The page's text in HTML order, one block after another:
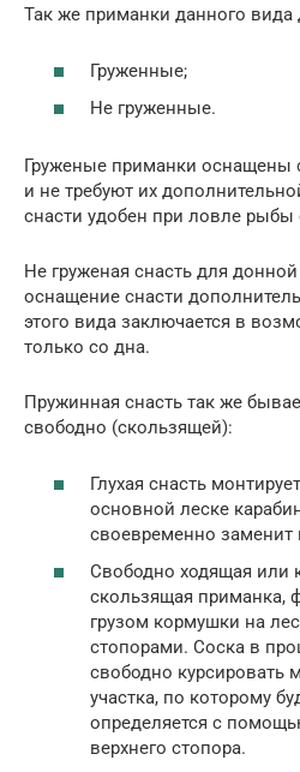
Так же приманки данного вида
Груженные;
Не груженные.
Груженые приманки оснащены
и не требуют их
снасти удобен при ловле рыбы
Не груженая снасть для
оснащение снасти
этого вида заключается в
только со дна.
Пружинная снасть так же
свободно (скользящей):
Глухая снасть
основной леске
своевременно
Свободно ходящая или
скользящая приманка,
грузом кормушки на
стопорами. Соска в
свободно
участка, по которому
определяется с
верхнего стопора.